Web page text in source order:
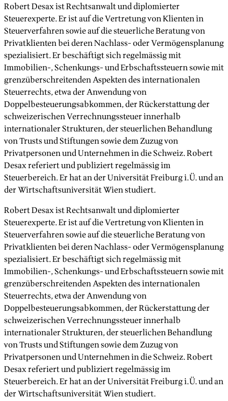
Robert Desax ist Rechtsanwalt und diplomierter
Steuerexperte. Er ist auf die Vertretung von Klienten in
Steuerverfahren sowie auf die steuerliche Beratung von
Privatklienten bei deren Nachlass- oder Vermögensplanung
spezialisiert. Er beschäftigt sich regelmässig mit
Immobilien-, Schenkungs- und Erbschaftssteuern sowie mit
grenzüberschreitenden Aspekten des internationalen
Steuerrechts, etwa der Anwendung von
Doppelbesteuerungsabkommen, der Rückerstattung der
schweizerischen Verrechnungssteuer innerhalb
internationaler Strukturen, der steuerlichen Behandlung
von Trusts und Stiftungen sowie dem Zuzug von
Privatpersonen und Unternehmen in die Schweiz. Robert
Desax referiert und publiziert regelmässig im
Steuerbereich. Er hat an der Universität Freiburg i.Ü. und an
der Wirtschaftsuniversität Wien studiert.
Robert Desax ist Rechtsanwalt und diplomierter
Steuerexperte. Er ist auf die Vertretung von Klienten in
Steuerverfahren sowie auf die steuerliche Beratung von
Privatklienten bei deren Nachlass- oder Vermögensplanung
spezialisiert. Er beschäftigt sich regelmässig mit
Immobilien-, Schenkungs- und Erbschaftssteuern sowie mit
grenzüberschreitenden Aspekten des internationalen
Steuerrechts, etwa der Anwendung von
Doppelbesteuerungsabkommen, der Rückerstattung der
schweizerischen Verrechnungssteuer innerhalb
internationaler Strukturen, der steuerlichen Behandlung
von Trusts und Stiftungen sowie dem Zuzug von
Privatpersonen und Unternehmen in die Schweiz. Robert
Desax referiert und publiziert regelmässig im
Steuerbereich. Er hat an der Universität Freiburg i.Ü. und an
der Wirtschaftsuniversität Wien studiert.